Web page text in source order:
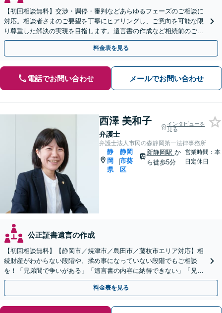
【初回相談無料】交渉・調停・審判などあらゆるフェーズのご相談に
対応。相談者さまのご要望を丁寧にヒアリングし、ご意向を可能な限
り尊重した解決の実現を目指します。遺言書の作成など相続前のご相
談もお任せください【完全個室で対応】
料金表を見る
電話でお問い合わせ メールでお問い合わせ
西澤 美和子
弁護士
インタビューを
見る
弁護士法人市民の森静岡第一法律事務所
静
岡
県
|
静岡
市葵
区
新静岡駅 か
ら徒歩5分
営業時間：本
日定休日
公正証書遺言の作成
【初回相談無料】【静岡市／焼津市／島田市／藤枝市エリア対応】相
続財産がわからない段階や、揉め事になっていない段階でもご相談
を！「兄弟間で争いがある」「遺言書の内容に納得できない」「兄弟
による使い込みがあるのではないか」など幅広いお悩みに対応
料金表を見る